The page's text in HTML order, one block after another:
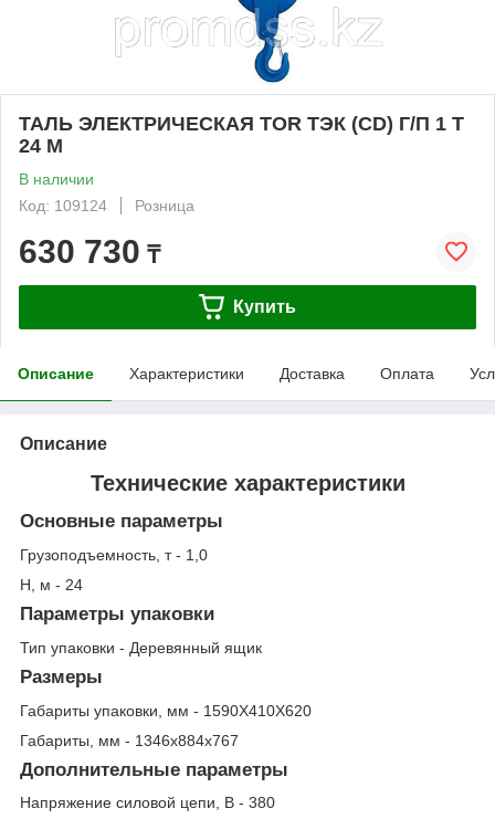
ТАЛЬ ЭЛЕКТРИЧЕСКАЯ TOR ТЭК (CD) Г/П 1 Т
24 М
В наличии
Код: 109124
Розница
630 730 ₸
Купить
Описание Характеристики Доставка Оплата
Описание
Технические характеристики
Основные параметры
Грузоподъемность, т - 1,0
Н, м - 24
Параметры упаковки
Тип упаковки - Деревянный ящик
Размеры
Габариты упаковки, мм - 1590X410X620
Габариты, мм - 1346х884х767
Дополнительные параметры
Напряжение силовой цепи, В - 380